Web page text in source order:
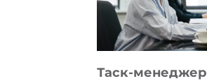
Таск-